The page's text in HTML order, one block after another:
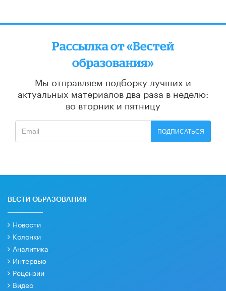
Рассылка от «Вестей
образования»
Мы отправляем подборку лучших и
актуальных материалов два раза в неделю:
во вторник и пятницу
ПОДПИСАТЬСЯ
ВЕСТИ ОБРАЗОВАНИЯ
Новости
Колонки
Аналитика
Интервью
Рецензии
Видео